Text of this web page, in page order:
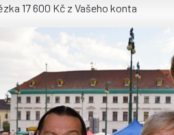
17 600 Kč z Vašeho konta